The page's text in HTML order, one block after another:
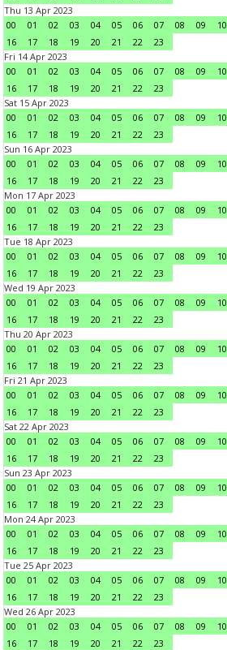
Thu 13 Apr 2023
00
01 02 03 04 05 06 07 08 09 10
16
17 18 19 20 21 22
23
Fri 14 Apr 2023
00
01 02 03 04 05 06 07 08 09 10
16
17 18 19 20 21 22
23
Sat 15 Apr 2023
00
01 02 03 04 05 06 07 08 09 10
16
17 18 19 20 21 22
23
Sun 16 Apr 2023
00
01 02 03 04 05 06 07 08 09 10
16
17 18 19 20 21 22
23
Mon 17 Apr 2023
00
01 02 03 04 05 06 07 08 09 10
16
17 18 19 20 21 22
23
Tue 18 Apr 2023
00
01 02 03 04 05 06 07 08 09 10
16
17 18 19 20 21 22
23
Wed 19 Apr 2023
00
01 02 03 04 05 06 07 08 09 10
16
17 18 19 20 21 22
23
Thu 20 Apr 2023
00
01 02 03 04 05 06 07 08 09 10
16
17 18 19 20 21 22
23
Fri 21 Apr 2023
00
01 02 03 04 05 06 07 08 09 10
16
17 18 19 20 21 22
23
Sat 22 Apr 2023
00
01 02 03 04 05 06 07 08 09 10
16
17 18 19 20 21 22
23
Sun 23 Apr 2023
00
01 02 03 04 05 06 07 08 09 10
16
17 18 19 20 21 22
23
Mon 24 Apr 2023
00
01 02 03 04 05 06 07 08 09 10
16
17 18 19 20 21 22
23
Tue 25 Apr 2023
00
01 02 03 04 05 06 07 08 09 10
16
17 18 19 20 21 22
23
Wed 26 Apr 2023
00
01 02 03 04 05 06 07 08 09 10
16
17 18 19 20 21 22
23